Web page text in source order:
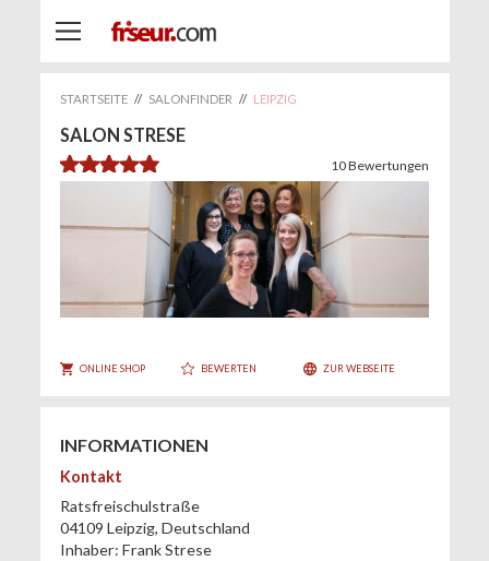
STARTSEITE // SALONFINDER // LEIPZIG
SALON STRESE
4.9 10Bewertungen
ONLINE SHOP BEWERTEN ZUR WEBSEITE
INFORMATIONEN
Kontakt
Ratsfreischulstraße
04109 Leipzig, Deutschland
Inhaber: Frank Strese